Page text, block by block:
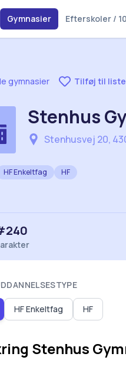
Gymnasier Efterskoler /
gymnasier Tilføj til liste
Stenhus
Stenhusvej 20,
HF Enkeltfag HF
240
HF Enkeltfag HF
Stenhus